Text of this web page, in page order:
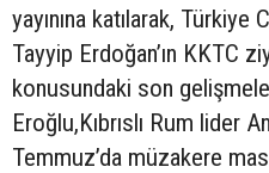
yayınına katılarak, Türkiye
Tayyip Erdoğan’ın KKTC
konusundaki son
Eroğlu,Kıbrıslı Rum lider
Temmuz’da müzakere